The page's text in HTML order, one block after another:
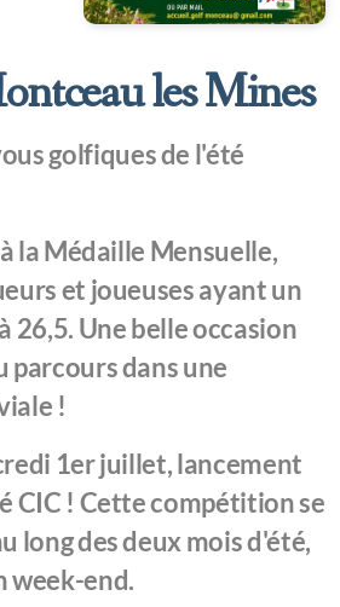
les Mines
golfiques de l'été
la Médaille Mensuelle,
et joueuses ayant un
26,5. Une belle occasion
parcours dans une
!
1er juillet, lancement
CIC ! Cette compétition se
long des deux mois d'été,
week-end.